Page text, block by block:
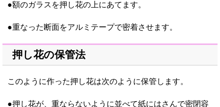
●額のガラスを押し花の上にあてます。
●重なった断面をアルミテープで密着させます。
押し花の保管法
このように作った押し花は次のように保管します。
●押し花が、重ならないように並べて紙にはさんで密閉容